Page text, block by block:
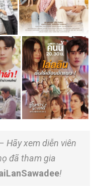
Hãy xem diễn viên
đã tham gia
!